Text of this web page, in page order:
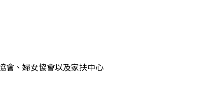
會、婦女協會以及家扶中心